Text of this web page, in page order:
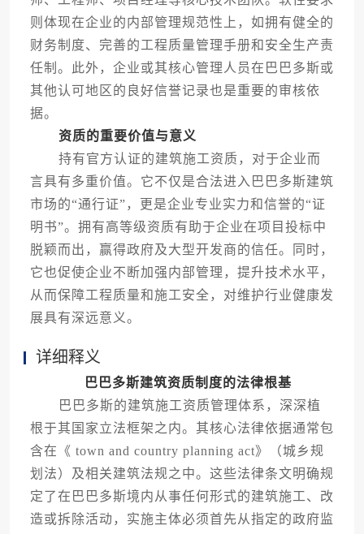
则体现在企业的内部管理规范性上，如拥有健全的
财务制度、完善的工程质量管理手册和安全生产责
任制。此外，企业或其核心管理人员在巴巴多斯或
其他认可地区的良好信誉记录也是重要的审核依
据。
资质的重要价值与意义
持有官方认证的建筑施工资质，对于企业而
言具有多重价值。它不仅是合法进入巴巴多斯建筑
市场的“通行证”，更是企业专业实力和信誉的“证
明书”。拥有高等级资质有助于企业在项目投标中
脱颖而出，赢得政府及大型开发商的信任。同时，
它也促使企业不断加强内部管理，提升技术水平，
从而保障工程质量和施工安全，对维护行业健康发
展具有深远意义。
详细释义
巴巴多斯建筑资质制度的法律根基
巴巴多斯的建筑施工资质管理体系，深深植
根于其国家立法框架之内。其核心法律依据通常包
含在《 town and country planning act》（城乡规
划法）及相关建筑法规之中。这些法律条文明确规
定了在巴巴多斯境内从事任何形式的建筑施工、改
造或拆除活动，实施主体必须首先从指定的政府监